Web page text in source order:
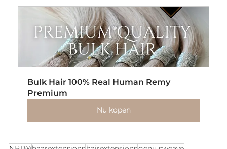
Bulk Hair 100% Real Human Remy
Premium
Nu kopen